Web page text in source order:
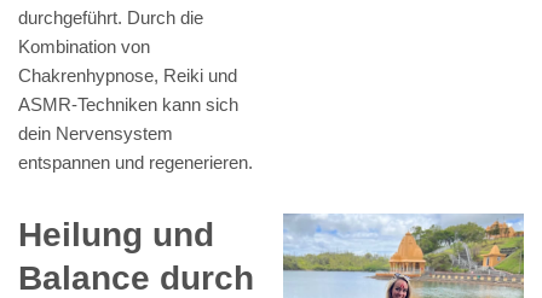
durchgeführt. Durch die
Kombination von
Chakrenhypnose, Reiki und
ASMR-Techniken kann sich
dein Nervensystem
entspannen und regenerieren.
Heilung und
Balance durch